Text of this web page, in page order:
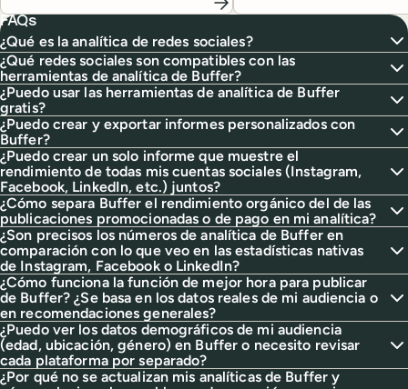
FAQs
¿Qué es la analítica de redes sociales?
¿Qué redes sociales son compatibles con las
herramientas de analítica de Buffer?
¿Puedo usar las herramientas de analítica de Buffer
gratis?
¿Puedo crear y exportar informes personalizados con
Buffer?
¿Puedo crear un solo informe que muestre el
rendimiento de todas mis cuentas sociales (Instagram,
Facebook, LinkedIn, etc.) juntos?
¿Cómo separa Buffer el rendimiento orgánico del de las
publicaciones promocionadas o de pago en mi analítica?
¿Son precisos los números de analítica de Buffer en
comparación con lo que veo en las estadísticas nativas
de Instagram, Facebook o LinkedIn?
¿Cómo funciona la función de mejor hora para publicar
de Buffer? ¿Se basa en los datos reales de mi audiencia o
en recomendaciones generales?
¿Puedo ver los datos demográficos de mi audiencia
(edad, ubicación, género) en Buffer o necesito revisar
cada plataforma por separado?
¿Por qué no se actualizan mis analíticas de Buffer y